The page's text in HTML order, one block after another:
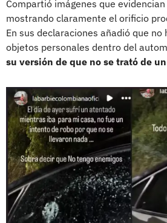
Compartió imágenes que
mostrando claramente el orificio
En sus declaraciones añadió que no
objetos personales dentro del
su versión de que no se trató de